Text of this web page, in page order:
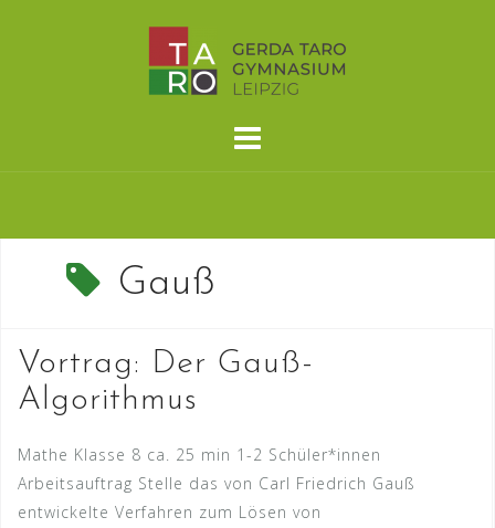
Gauß
Vortrag: Der Gauß-
Algorithmus
Mathe Klasse 8 ca. 25 min 1-2 Schüler*innen
Arbeitsauftrag Stelle das von Carl Friedrich Gauß
entwickelte Verfahren zum Lösen von